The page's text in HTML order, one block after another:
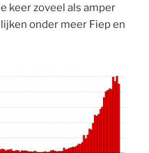
keer zoveel als amper
onder meer Fiep en